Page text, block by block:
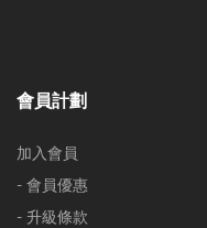
會員計劃
加入會員
- 會員優惠
- 升級條款